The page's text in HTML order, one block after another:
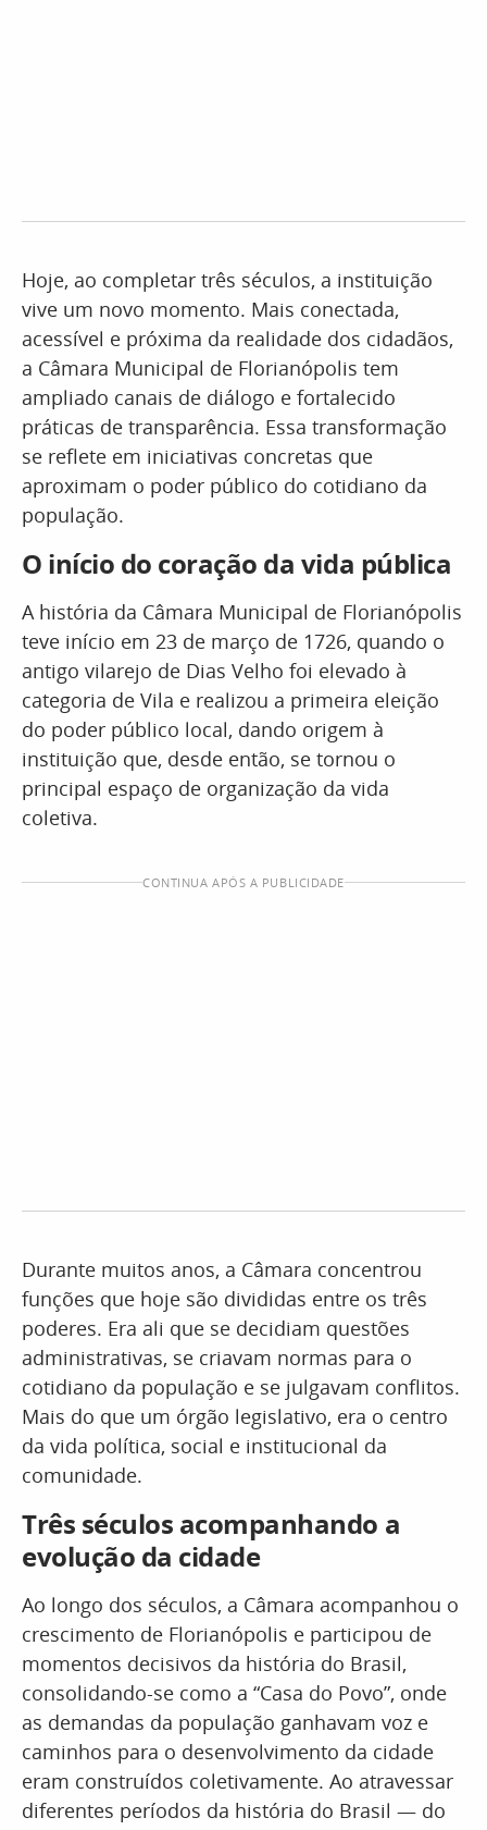
Hoje, ao completar três séculos, a instituição
vive um novo momento. Mais conectada,
acessível e próxima da realidade dos cidadãos,
a Câmara Municipal de Florianópolis tem
ampliado canais de diálogo e fortalecido
práticas de transparência. Essa transformação
se reflete em iniciativas concretas que
aproximam o poder público do cotidiano da
população.
O início do coração da vida pública
A história da Câmara Municipal de Florianópolis
teve início em 23 de março de 1726, quando o
antigo vilarejo de Dias Velho foi elevado à
categoria de Vila e realizou a primeira eleição
do poder público local, dando origem à
instituição que, desde então, se tornou o
principal espaço de organização da vida
coletiva.
CONTINUA APÓS A PUBLICIDADE
Durante muitos anos, a Câmara concentrou
funções que hoje são divididas entre os três
poderes. Era ali que se decidiam questões
administrativas, se criavam normas para o
cotidiano da população e se julgavam conflitos.
Mais do que um órgão legislativo, era o centro
da vida política, social e institucional da
comunidade.
Três séculos acompanhando a
evolução da cidade
Ao longo dos séculos, a Câmara acompanhou o
crescimento de Florianópolis e participou de
momentos decisivos da história do Brasil,
consolidando-se como a “Casa do Povo”, onde
as demandas da população ganhavam voz e
caminhos para o desenvolvimento da cidade
eram construídos coletivamente. Ao atravessar
diferentes períodos da história do Brasil — do